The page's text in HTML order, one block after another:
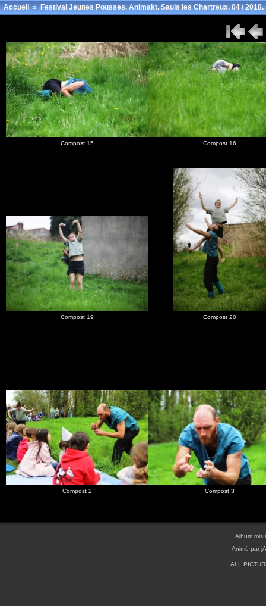
Accueil»Festival Jeunes Pousses. Animakt. Sauls les Chartreux. 04 / 2018.
Compost 15 Compost 16
Compost 19 Compost 20
Compost 2 Compost 3
Album mis
Animé par
ALL